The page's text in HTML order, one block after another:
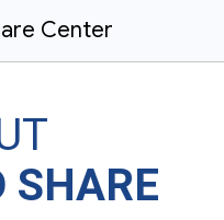
Center
SHARE